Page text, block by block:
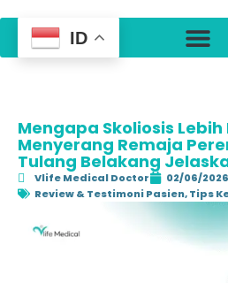
Mengapa Skoliosis
Menyerang Remaja
Tulang Belakang
Vlife Medical Doctor 02/06/2026
Review & Testimoni Pasien,Tips
ID